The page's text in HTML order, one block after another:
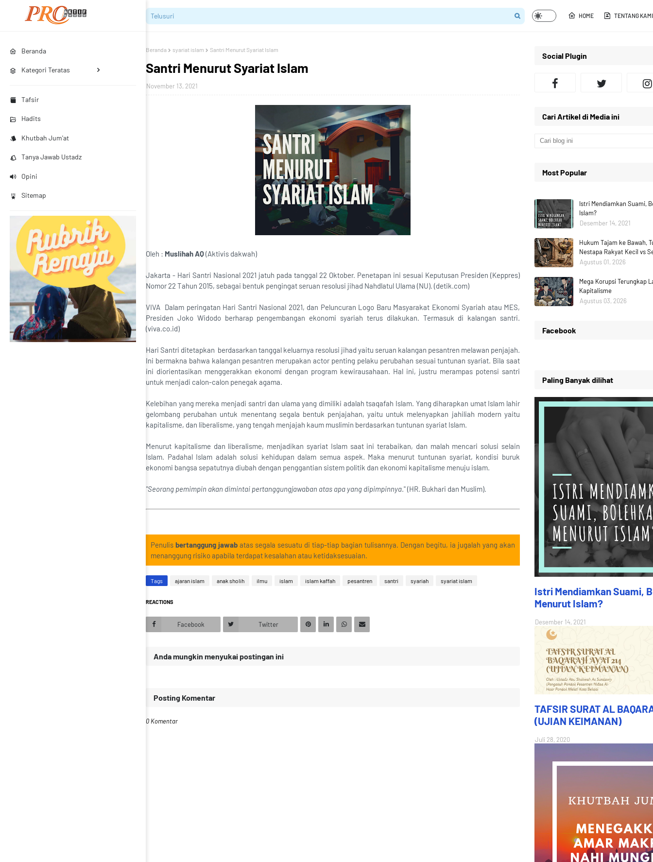
Beranda
Kategori Teratas
Tafsir
Hadits
Khutbah Jum'at
Tanya Jawab Ustadz
Opini
Sitemap
HOME TENTANG KAMI
Beranda syariat islam Santri Menurut Syariat Islam
Santri Menurut Syariat Islam
November 13, 2021
Oleh : Muslihah AQ(Aktivis dakwah)
Jakarta - Hari Santri Nasional 2021 jatuh pada tanggal 22 Oktober. Penetapan ini sesuai Keputusan Presiden (Keppres)
Nomor 22 Tahun 2015, sebagai bentuk pengingat seruan resolusi jihad Nahdlatul Ulama (NU). (detik.com)
VIVA Dalam peringatan Hari Santri Nasional 2021, dan Peluncuran Logo Baru Masyarakat Ekonomi Syariah atau MES,
Presiden Joko Widodo berharap pengembangan ekonomi syariah terus dilakukan. Termasuk di kalangan santri.
(viva.co.id)
Hari Santri ditetapkan berdasarkan tanggal keluarnya resolusi jihad yaitu seruan kalangan pesantren melawan penjajah.
Ini bermakna bahwa kalangan pesantren merupakan actor penting pelaku perubahan sesuai tuntunan syariat. Bila saat
ini diorientasikan menggerakkan ekonomi dengan program kewirausahaan. Hal ini, justru merampas potensi santri
untuk menjadi calon-calon penegak agama.
Kelebihan yang mereka menjadi santri dan ulama yang dimiliki adalah tsaqafah Islam. Yang diharapkan umat Islam lahir
gelombang perubahan untuk menentang segala bentuk penjajahan, yaitu untuk melenyapkan jahiliah modern yaitu
kapitalisme, dan liberalisme, yang tengah menjajah kaum muslimin berdasarkan tuntunan syariat Islam.
Menurut kapitalisme dan liberalisme, menjadikan syariat Islam saat ini terabaikan, dan malah mencari solusi selain
Islam. Padahal Islam adalah solusi kehidupan dalam semua aspek. Maka menurut tuntunan syariat, kondisi buruk
ekonomi bangsa sepatutnya diubah dengan penggantian sistem politik dan ekonomi kapitalisme menuju islam.
"Seorang pemimpin akan dimintai pertanggungjawaban atas apa yang dipimpinnya." (HR. Bukhari dan Muslim).
Penulis bertanggung jawab atas segala sesuatu di tiap-tiap bagian tulisannya. Dengan begitu, ia jugalah yang akan
menanggung risiko apabila terdapat kesalahan atau ketidaksesuaian.
Tags ajaran islam anak sholih ilmu islam islam kaffah pesantren santri syariah syariat islam
REACTIONS
Facebook Twitter
Anda mungkin menyukai postingan ini
Posting Komentar
0 Komentar
Social Plugin
Cari Artikel di Media ini
Most Popular
Istri Mendiamkan Suami,
Islam?
Desember 14, 2021
Hukum Tajam ke Bawah,
Nestapa Rakyat Kecil vs
Agustus 01, 2026
Mega Korupsi Terungkap
Kapitalisme
Agustus 03, 2026
Facebook
Paling Banyak dilihat
Istri Mendiamkan Suami,
Menurut Islam?
Desember 14, 2021
TAFSIR SURAT AL
(UJIAN KEIMANAN)
Juli 28, 2020